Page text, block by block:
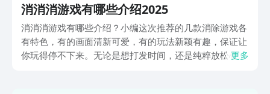
消消消游戏有哪些介绍2025
消消消游戏有哪些介绍？小编这次推荐的几款消除游戏各
有特色，有的画面清新可爱，有的玩法新颖有趣，保证让
你玩得停不下来。无论是想打发时间，还是纯粹放松心更多